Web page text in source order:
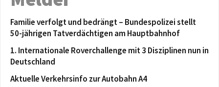
Familie verfolgt und bedrängt – Bundespolizei stellt
50-jährigen Tatverdächtigen am Hauptbahnhof
1. Internationale Roverchallenge mit 3 Disziplinen nun in
Deutschland
Aktuelle Verkehrsinfo zur Autobahn A4